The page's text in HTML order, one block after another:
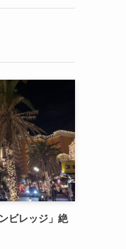
ビレッジ」絶